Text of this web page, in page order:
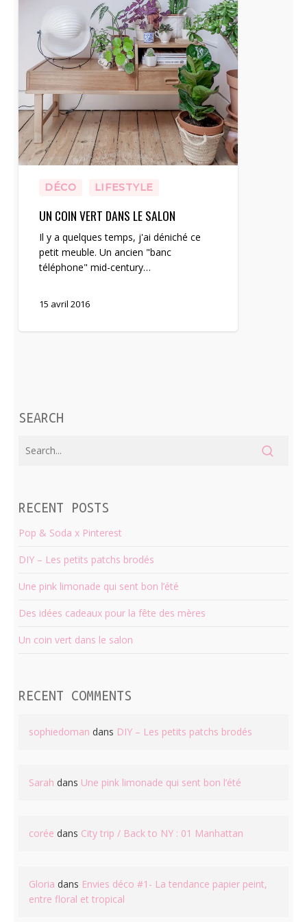
DÉCO LIFESTYLE
UN COIN VERT DANS LE SALON
Il y a quelques temps, j'ai déniché ce
petit meuble. Un ancien "banc
téléphone" mid-century…
15 avril 2016
SEARCH
RECENT POSTS
Pop & Soda x Pinterest
DIY – Les petits patchs brodés
Une pink limonade qui sent bon l’été
Des idées cadeaux pour la fête des mères
Un coin vert dans le salon
RECENT COMMENTS
sophiedoman dans DIY – Les petits patchs brodés
Sarah dans Une pink limonade qui sent bon l’été
corée dans City trip / Back to NY : 01 Manhattan
Gloria dans Envies déco #1- La tendance papier peint,
entre floral et tropical